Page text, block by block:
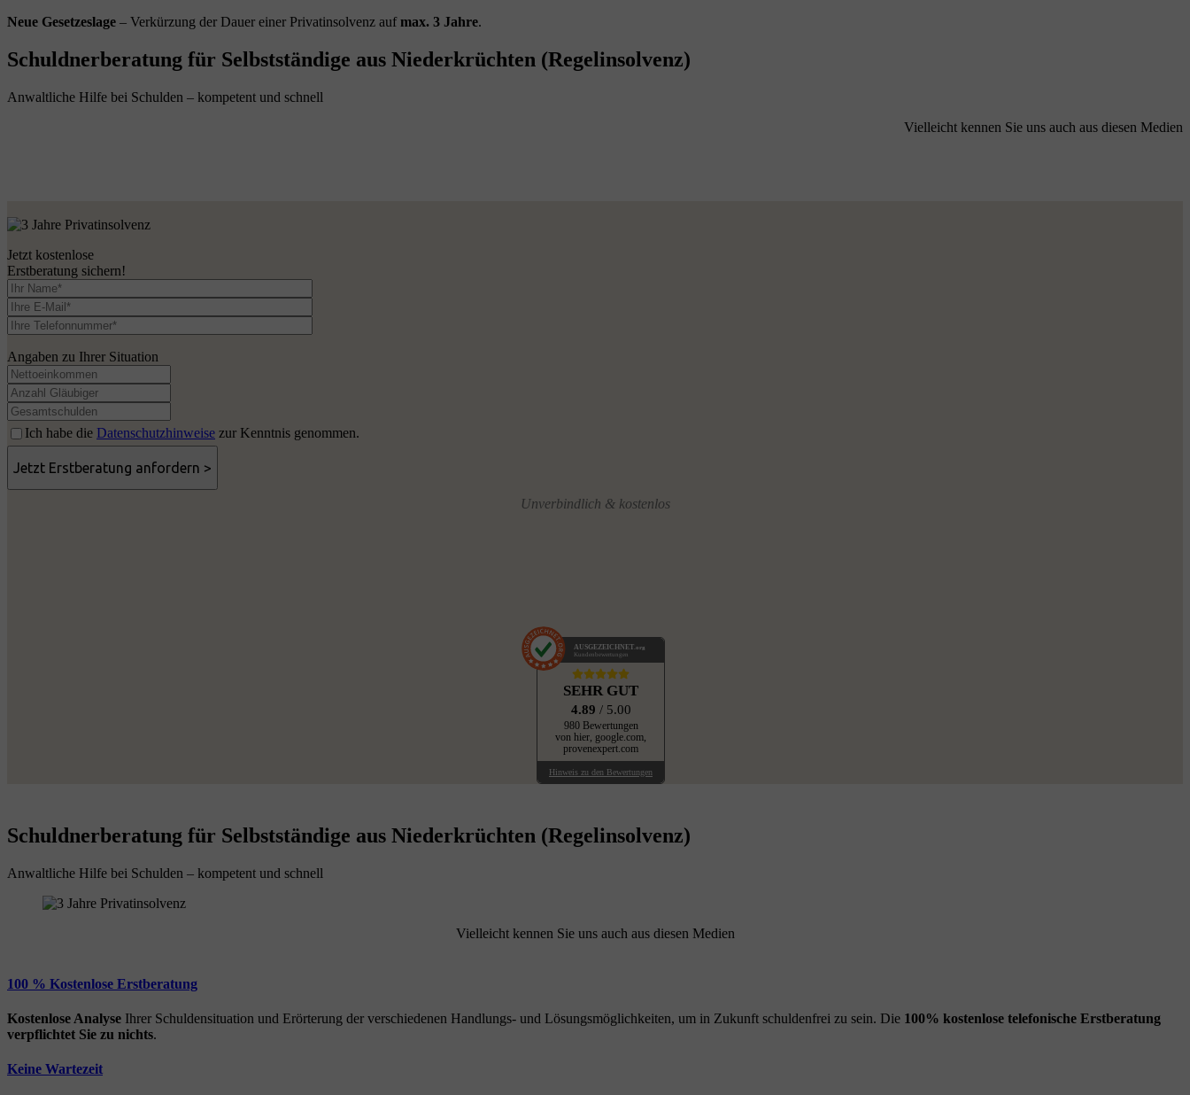
Neue Gesetzeslage – Verkürzung der Dauer einer Privatinsolvenz aufmax. 3 Jahre.
Schuldnerberatung für Selbstständige aus Niederkrüchten (Regelinsolvenz)
Anwaltliche Hilfe bei Schulden – kompetent und schnell
Vielleicht kennen Sie uns auch aus diesen Medien
Jetzt kostenlose
Erstberatung sichern!
Angaben zu Ihrer Situation
Ich habe die Datenschutzhinweise zur Kenntnis genommen.
Unverbindlich & kostenlos
AUSGEZEICHNET .org
Kundenbewertungen
SEHR GUT
4.89 / 5.00
980 Bewertungen
von hier, google.com,
provenexpert.com
Hinweis zu den Bewertungen
Schuldnerberatung für Selbstständige aus Niederkrüchten (Regelinsolvenz)
Anwaltliche Hilfe bei Schulden – kompetent und schnell
Vielleicht kennen Sie uns auch aus diesen Medien
100 % Kostenlose Erstberatung
Kostenlose Analyse Ihrer Schuldensituation und Erörterung der verschiedenen Handlungs- und Lösungsmöglichkeiten, um in Zukunft schuldenfrei zu sein. Die 100% kostenlose telefonische Erstberatung
verpflichtet Sie zu nichts.
Keine Wartezeit